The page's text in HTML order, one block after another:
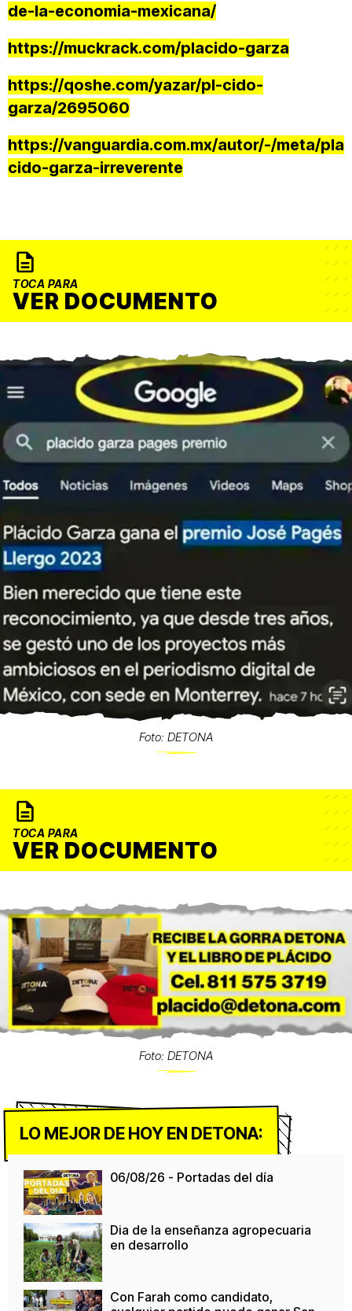
de-la-economia-mexicana/
https://muckrack.com/placido-garza
https://qoshe.com/yazar/pl-cido-
garza/2695060
https://vanguardia.com.mx/autor/-/meta/pla
cido-garza-irreverente
TOCA PARA
VER DOCUMENTO
Foto: DETONA
TOCA PARA
VER DOCUMENTO
Foto: DETONA
LO MEJOR DE HOY EN DETONA:
06/08/26 - Portadas del día
Dia de la enseñanza agropecuaria
en desarrollo
Con Farah como candidato,